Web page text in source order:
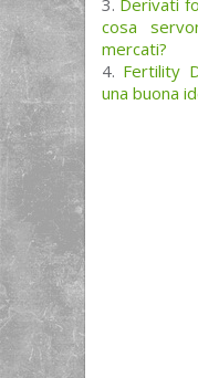
Derivati
cosa
mercati?
Fertility
una buona